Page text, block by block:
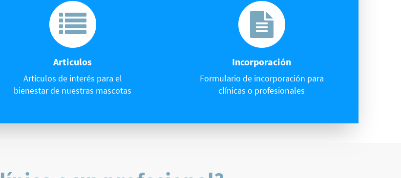
Articulos
Artículos de interés para el
bienestar de nuestras mascotas
Incorporación
Formulario de incorporación para
clínicas o profesionales